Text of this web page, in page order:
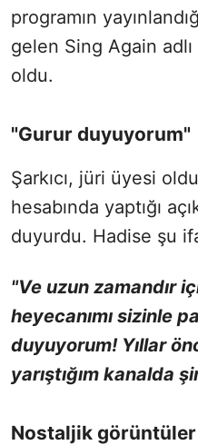
programın
gelen Sing Again
oldu.
"Gurur duyuyorum"
Şarkıcı, jüri üyesi
hesabında yaptığı
duyurdu. Hadise şu
"Ve uzun zamandır
heyecanımı sizinle
duyuyorum! Yıllar
yarıştığım kanalda
Nostaljik görüntüler